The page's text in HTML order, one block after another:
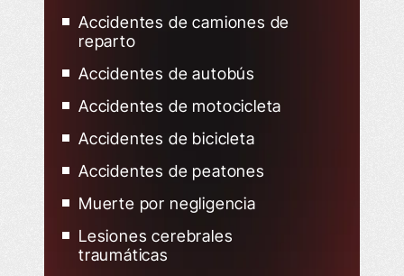
Accidentes de camiones de
reparto
Accidentes de autobús
Accidentes de motocicleta
Accidentes de bicicleta
Accidentes de peatones
Muerte por negligencia
Lesiones cerebrales
traumáticas